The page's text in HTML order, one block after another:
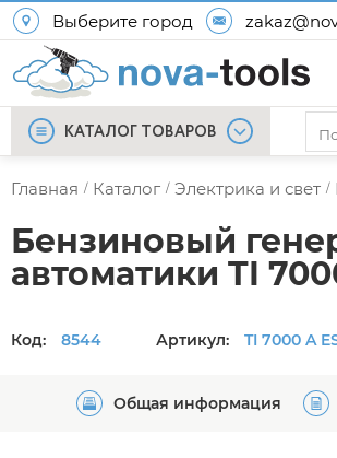
Выберите город
КАТАЛОГ ТОВАРОВ
Главная / Каталог / Электрика и свет /
Бензиновый
автоматики TI
Код: 8544 Артикул: TI 7000 A
Общая информация